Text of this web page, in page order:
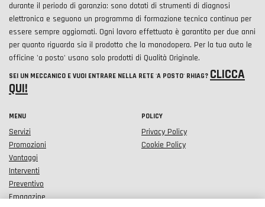
durante il periodo di garanzia: sono dotati di strumenti di diagnosi
elettronica e seguono un programma di formazione tecnica continua per
essere sempre aggiornati. Ogni lavoro effettuato è garantito per due anni
per quanto riguarda sia il prodotto che la manodopera. Per la tua auto le
officine 'a posto' usano solo prodotti di Qualità Originale.
SEI UN MECCANICO E VUOI ENTRARE NELLA RETE 'A POSTO' RHIAG? CLICCA
QUI!
MENU
Servizi
Promozioni
Vantaggi
Interventi
Preventivo
Emagazine
POLICY
Privacy Policy
Cookie Policy